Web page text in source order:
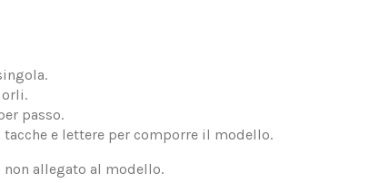
orli.
passo.
e lettere per comporre il modello.
allegato al modello.